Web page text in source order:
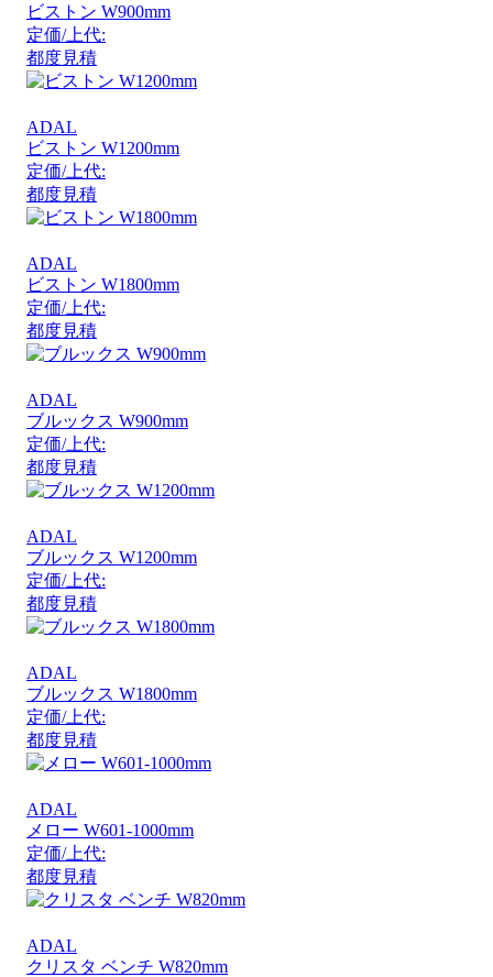
ビストン W900mm
定価/上代:
都度見積
ADAL
ビストン W1200mm
定価/上代:
都度見積
ADAL
ビストン W1800mm
定価/上代:
都度見積
ADAL
ブルックス W900mm
定価/上代:
都度見積
ADAL
ブルックス W1200mm
定価/上代:
都度見積
ADAL
ブルックス W1800mm
定価/上代:
都度見積
ADAL
メロー W601-1000mm
定価/上代:
都度見積
ADAL
クリスタ ベンチ W820mm